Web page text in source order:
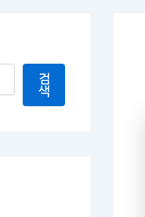
검
색